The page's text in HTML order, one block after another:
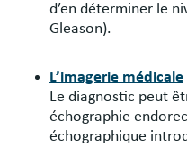
d’en déterminer le
Gleason).
L’imagerie médicale
Le diagnostic peut
échographie
échographique